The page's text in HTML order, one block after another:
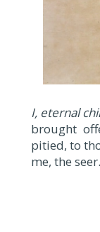
I, eternal
brought
pitied, to
me, the seer.